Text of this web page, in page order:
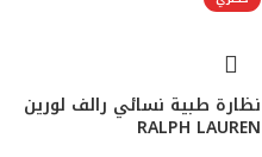
نظارة طبية نسائي رالف لورين
RALPH LAUREN